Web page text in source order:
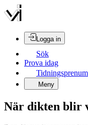
Logga in
Sök
Prova idag
Meny
När dikten blir